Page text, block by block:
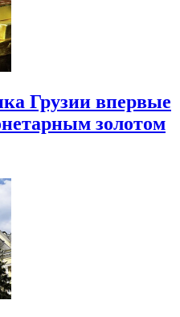
Грузии впервые
золотом